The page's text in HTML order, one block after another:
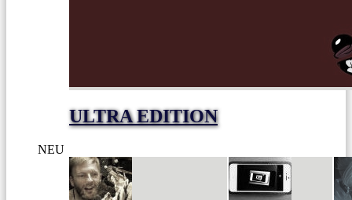
ULTRA EDITION
NEU